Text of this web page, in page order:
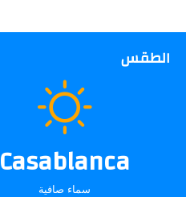
الطقس
Casablanca
سماء صافية